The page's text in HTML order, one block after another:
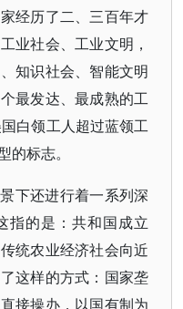
经历了二、三百年才
业社会、工业文明，
知识社会、智能文明
最发达、最成熟的工
白领工人超过蓝领工
标志。
下还进行着一系列深
指的是：共和国成立
统农业经济社会向近
这样的方式：国家垄
接操办，以国有制为